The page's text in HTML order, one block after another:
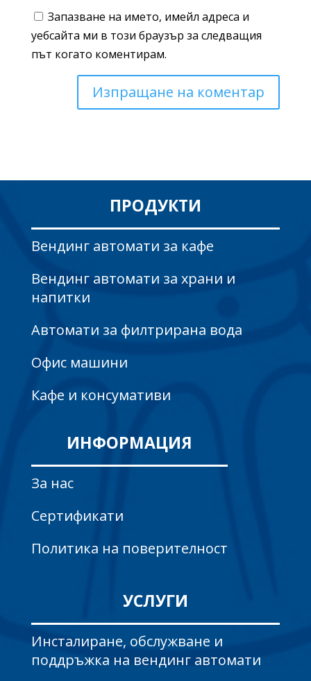
Запазване на името, имейл адреса и
уебсайта ми в този браузър за следващия
път когато коментирам.
ПРОДУКТИ
Вендинг автомати за кафе
Вендинг автомати за храни и
напитки
Автомати за филтрирана вода
Офис машини
Кафе и консумативи
ИНФОРМАЦИЯ
За нас
Сертификати
Политика на поверителност
УСЛУГИ
Инсталиране, обслужване и
поддръжка на вендинг автомати